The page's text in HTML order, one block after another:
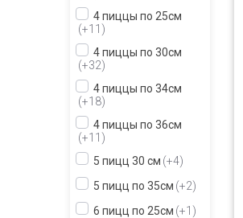
4 пиццы по 25см
+11
4 пиццы по 30см
+32
4 пиццы по 34см
+18
4 пиццы по 36см
+11
5 пицц 30 см +4
5 пицц по 35см +2
6 пицц по 25см +1